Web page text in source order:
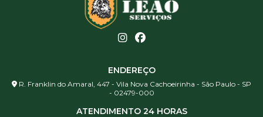
ENDEREÇO
R. Franklin do Amaral, 447 - Vila Nova Cachoeirinha - São Paulo - SP
- 02479-000
ATENDIMENTO 24 HORAS